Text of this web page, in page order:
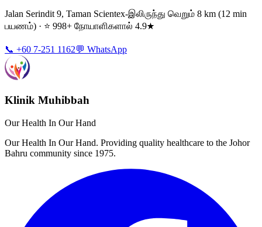
Jalan Serindit 9, Taman Scientex-இலிருந்து வெறும் 8 km (12 min
பயணம்) · ⭐ 998+ நோயாளிகளால் 4.9★
📞 +60 7-251 1162💬 WhatsApp
Klinik Muhibbah
Our Health In Our Hand
Our Health In Our Hand. Providing quality healthcare to the Johor
Bahru community since 1975.